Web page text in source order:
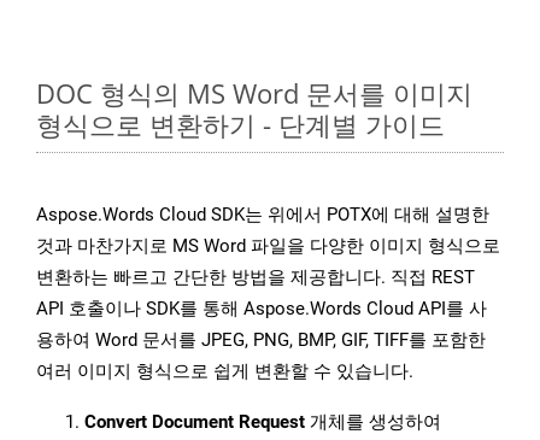
DOC 형식의 MS Word 문서를 이미지
형식으로 변환하기 - 단계별 가이드
Aspose.Words Cloud SDK는 위에서 POTX에 대해 설명한
것과 마찬가지로 MS Word 파일을 다양한 이미지 형식으로
변환하는 빠르고 간단한 방법을 제공합니다. 직접 REST
API 호출이나 SDK를 통해 Aspose.Words Cloud API를 사
용하여 Word 문서를 JPEG, PNG, BMP, GIF, TIFF를 포함한
여러 이미지 형식으로 쉽게 변환할 수 있습니다.
Convert Document Request 개체를 생성하여